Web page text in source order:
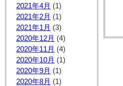
2021年4月 (1)
2021年2月 (1)
2021年1月 (3)
2020年12月 (4)
2020年11月 (4)
2020年10月 (1)
2020年9月 (1)
2020年8月 (1)